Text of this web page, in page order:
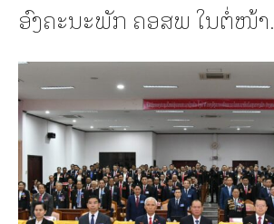
ອົງຄະນະພັກ ຄອສພ ໃນຕໍ່ໜ້າ.